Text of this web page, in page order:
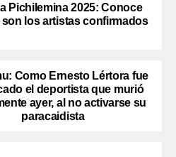
Pichilemina 2025: Conoce
los artistas confirmados
Como Ernesto Lértora fue
el deportista que murió
ayer, al no activarse su
paracaidista